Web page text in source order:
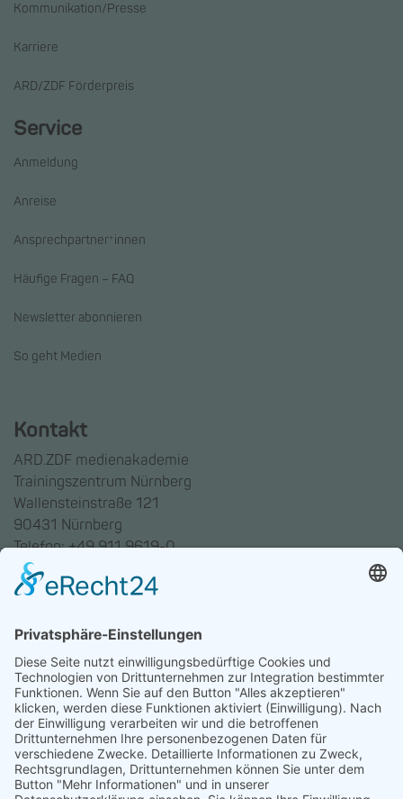
Kommunikation/Presse
Karriere
ARD/ZDF Förderpreis
Service
Anmeldung
Anreise
Ansprechpartner*innen
Häufige Fragen – FAQ
Newsletter abonnieren
So geht Medien
Kontakt
ARD.ZDF medienakademie
Trainingszentrum Nürnberg
Wallensteinstraße 121
90431 Nürnberg
Telefon: +49 911 9619-0
Trainingszentrum Hannover
30169 Hannover
Telefon: +49 511 123598-531
AGB